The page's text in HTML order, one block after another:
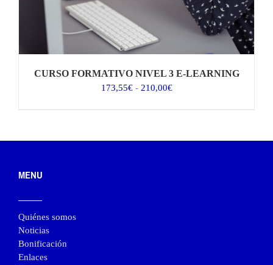
CURSO FORMATIVO NIVEL 3 E-LEARNING
173,55€ - 210,00€Rango
173,55€
MENU
Quiénes somos
Noticias
Bonificación
Enlaces